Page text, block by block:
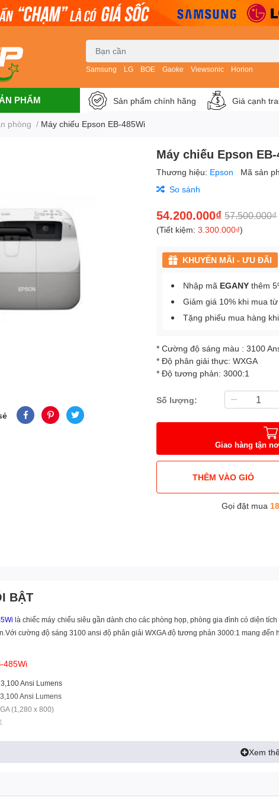
Samsung LG BOE Gaoke Viewsonic Horion
PHẨM Sản phẩm chính hãng Giá cạnh
phòng / Máy chiếu Epson EB-485Wi
Máy chiếu Epson EB-
Thương hiệu: Epson Mã sản
So sánh
54.200.000₫ 57.500.000₫
(Tiết kiệm:3.300.000₫)
KHUYẾN MÃI - ƯU ĐÃI
Nhập mã EGANY thêm
Giảm giá 10% khi mua
Tặng phiếu mua hàng
* Cường độ sáng màu : 3100
* Độ phân giải thực: WXGA
* Độ tương phản: 3000:1
Số lượng:
Giao hàng tận
THÊM VÀO GIỎ
Gọi đặt mua
BẬT
i là chiếc máy chiếu siêu gần dành cho các phòng họp, phòng gia đình có diện
cường độ sáng 3100 ansi độ phân giải WXGA độ tương phản 3000:1 mang
485Wi
Ansi Lumens
Ansi Lumens
(1,280 x 800)
Xem